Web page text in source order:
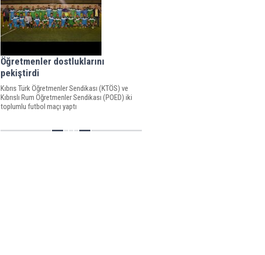
Öğretmenler dostluklarını
pekiştirdi
Kıbrıs Türk Öğretmenler Sendikası (KTÖS) ve
Kıbrıslı Rum Öğretmenler Sendikası (POED) iki
toplumlu futbol maçı yaptı